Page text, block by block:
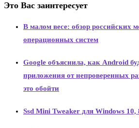
Это Вас заинтересует
В малом весе: обзор российских
операционных систем
Google объяснила, как Android
приложения от непроверенных
это обойти
Ssd Mini Tweaker для Windows 10,